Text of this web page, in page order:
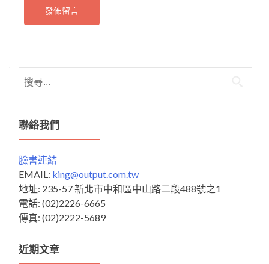
尋
鍵
字:
聯絡我們
臉書連結
EMAIL: king@output.com.tw
地址: 235-57 新北市中和區中山路二段488號之1
電話: (02)2226-6665
傳真: (02)2222-5689
近期文章